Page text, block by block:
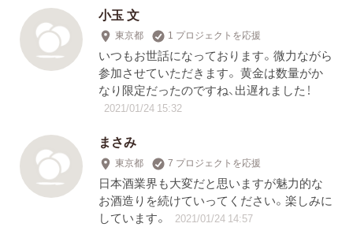
小玉 文
東京都 1 プロジェクトを応援
いつもお世話になっております。微力ながら
参加させていただきます。 黄金は数量がか
なり限定だったのですね、出遅れました！
2021/01/24 15:32
まさみ
東京都 7 プロジェクトを応援
日本酒業界も大変だと思いますが魅力的な
お酒造りを続けていってください。楽しみに
しています。
2021/01/24 14:57